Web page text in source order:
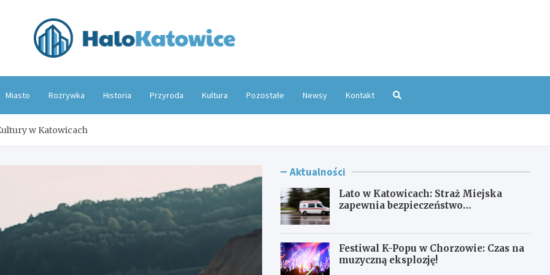
Miasto Rozrywka Historia Przyroda Kultura Pozostałe Newsy Kontakt
w Katowicach
Aktualności
Lato w Katowicach: Straż Miejska
zapewnia bezpieczeństwo
Festiwal K-Popu w Chorzowie: Czas na
muzyczną eksplozję!